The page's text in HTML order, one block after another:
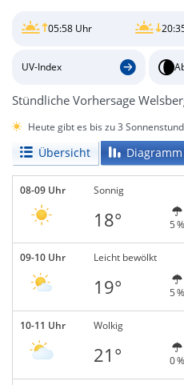
05:58 Uhr
UV-Index
Stündliche Vorhersage
Heute gibt es bis zu 3
Übersicht Diagramm
08-09 Uhr Sonnig
18° 5 %
09-10 Uhr Leicht bewölkt
19° 5 %
10-11 Uhr Wolkig
21° 0 %